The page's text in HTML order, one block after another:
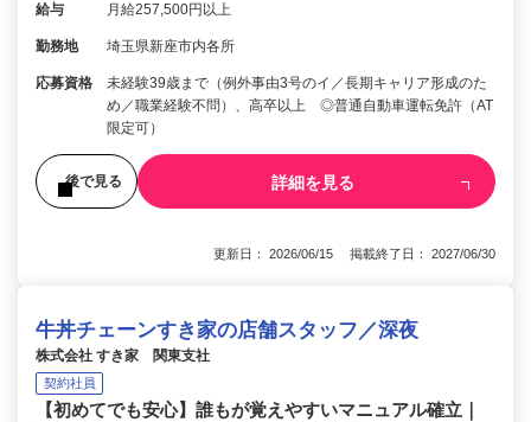
給与 月給257,500円以上
勤務地 埼玉県新座市内各所
応募資格
未経験39歳まで（例外事由3号のイ／長期キャリア形成のた
め／職業経験不問）、高卒以上 ◎普通自動車運転免許（AT
限定可）
後で見る 詳細を見る
更新日： 2026/06/15 掲載終了日： 2027/06/30
牛丼チェーンすき家の店舗スタッフ／深夜
株式会社 すき家 関東支社
契約社員
【初めてでも安心】誰もが覚えやすいマニュアル確立｜